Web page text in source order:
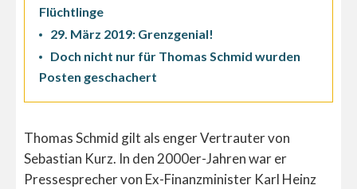
Flüchtlinge
29. März 2019: Grenzgenial!
Doch nicht nur für Thomas Schmid wurden
Posten geschachert
Thomas Schmid gilt als enger Vertrauter von
Sebastian Kurz. In den 2000er-Jahren war er
Pressesprecher von Ex-Finanzminister Karl Heinz